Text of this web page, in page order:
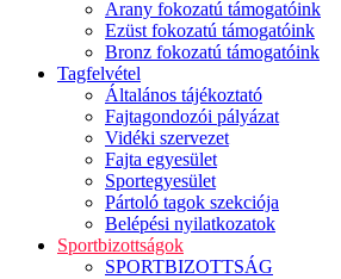
Arany fokozatú támogatóink
Ezüst fokozatú támogatóink
Bronz fokozatú támogatóink
Tagfelvétel
Általános tájékoztató
Fajtagondozói pályázat
Vidéki szervezet
Fajta egyesület
Sportegyesület
Pártoló tagok szekciója
Belépési nyilatkozatok
Sportbizottságok
SPORTBIZOTTSÁG